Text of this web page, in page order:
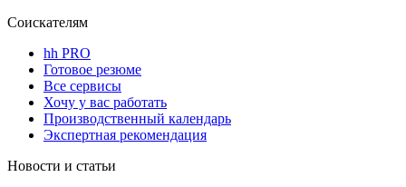
Соискателям
hh PRO
Готовое резюме
Все сервисы
Хочу у вас работать
Производственный календарь
Экспертная рекомендация
Новости и статьи